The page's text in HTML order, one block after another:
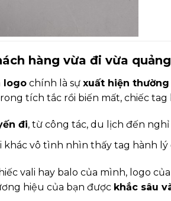
hàng vừa đi vừa
logo chính là sự xuất hiện thường
tích tắc rồi biến mất, chiếc tag
đi, từ công tác, du lịch đến
khác vô tình nhìn thấy tag hành lý
vali hay balo của mình, logo
hiệu của bạn được khắc sâu